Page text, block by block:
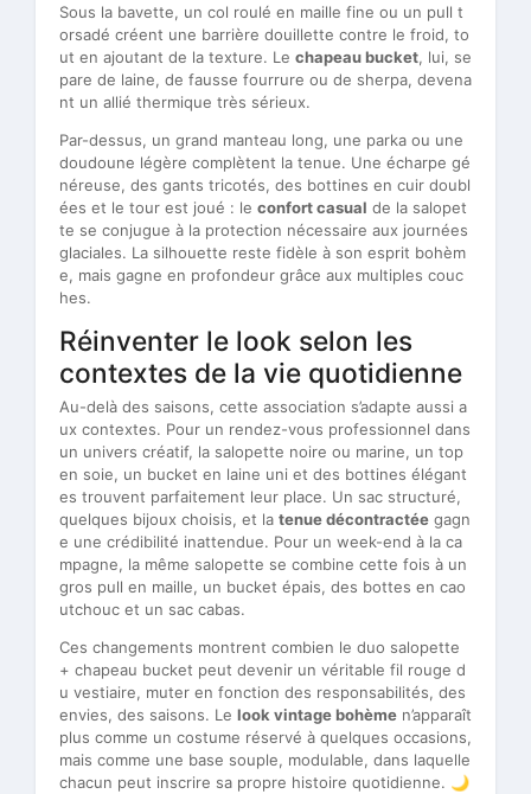
Sous la bavette, un col roulé en maille fine ou un pull t
orsadé créent une barrière douillette contre le froid, to
ut en ajoutant de la texture. Le chapeau bucket, lui, se
pare de laine, de fausse fourrure ou de sherpa, devena
nt un allié thermique très sérieux.
Par-dessus, un grand manteau long, une parka ou une
doudoune légère complètent la tenue. Une écharpe gé
néreuse, des gants tricotés, des bottines en cuir doubl
ées et le tour est joué : le confort casual de la salopet
te se conjugue à la protection nécessaire aux journées
glaciales. La silhouette reste fidèle à son esprit bohèm
e, mais gagne en profondeur grâce aux multiples couc
hes.
Réinventer le look selon les
contextes de la vie quotidienne
Au-delà des saisons, cette association s’adapte aussi a
ux contextes. Pour un rendez-vous professionnel dans
un univers créatif, la salopette noire ou marine, un top
en soie, un bucket en laine uni et des bottines élégant
es trouvent parfaitement leur place. Un sac structuré,
quelques bijoux choisis, et la tenue décontractée gagn
e une crédibilité inattendue. Pour un week-end à la ca
mpagne, la même salopette se combine cette fois à un
gros pull en maille, un bucket épais, des bottes en cao
utchouc et un sac cabas.
Ces changements montrent combien le duo salopette
+ chapeau bucket peut devenir un véritable fil rouge d
u vestiaire, muter en fonction des responsabilités, des
envies, des saisons. Le look vintage bohème n’apparaît
plus comme un costume réservé à quelques occasions,
mais comme une base souple, modulable, dans laquelle
chacun peut inscrire sa propre histoire quotidienne. 🌙